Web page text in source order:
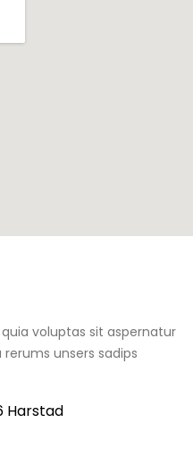
voluptas sit aspernatur
unsers sadips
Harstad